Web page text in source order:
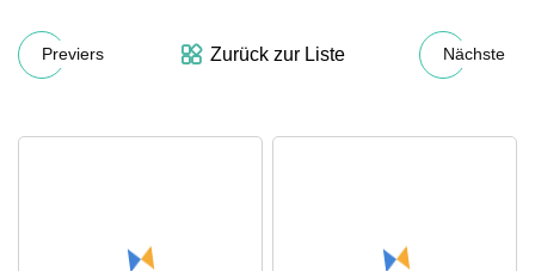
Previers Zurück zur Liste Nächste